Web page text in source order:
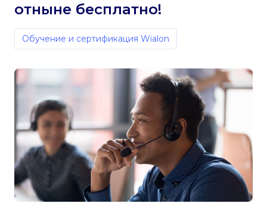
отныне бесплатно!
Обучение и сертификация Wialon